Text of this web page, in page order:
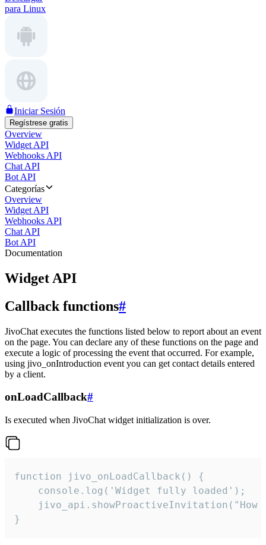
para Linux
Iniciar Sesión
Regístrese gratis
Overview
Widget API
Webhooks API
Chat API
Bot API
Categorías
Overview
Widget API
Webhooks API
Chat API
Bot API
Documentation
Widget API
Callback functions#
JivoChat executes the functions listed below to report about an event
on the page. You can declare any of these functions on the page and
execute a logic of processing the event that occurred. For example,
using jivo_onIntroduction event you can get contact details entered
by a client.
onLoadCallback#
Is executed when JivoChat widget initialization is over.
function jivo_onLoadCallback() {
    console.log('Widget fully loaded');
jivo_api.showProactiveInvitation("How
}